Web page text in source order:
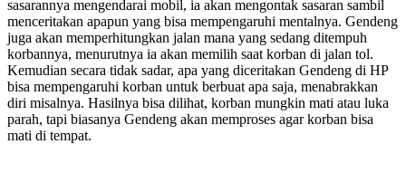
sasarannya mengendarai mobil, ia akan mengontak sasaran sambil
menceritakan apapun yang bisa mempengaruhi mentalnya. Gendeng
juga akan memperhitungkan jalan mana yang sedang ditempuh
korbannya, menurutnya ia akan memilih saat korban di jalan tol.
Kemudian secara tidak sadar, apa yang diceritakan Gendeng di HP
bisa mempengaruhi korban untuk berbuat apa saja, menabrakkan
diri misalnya. Hasilnya bisa dilihat, korban mungkin mati atau luka
parah, tapi biasanya Gendeng akan memproses agar korban bisa
mati di tempat.